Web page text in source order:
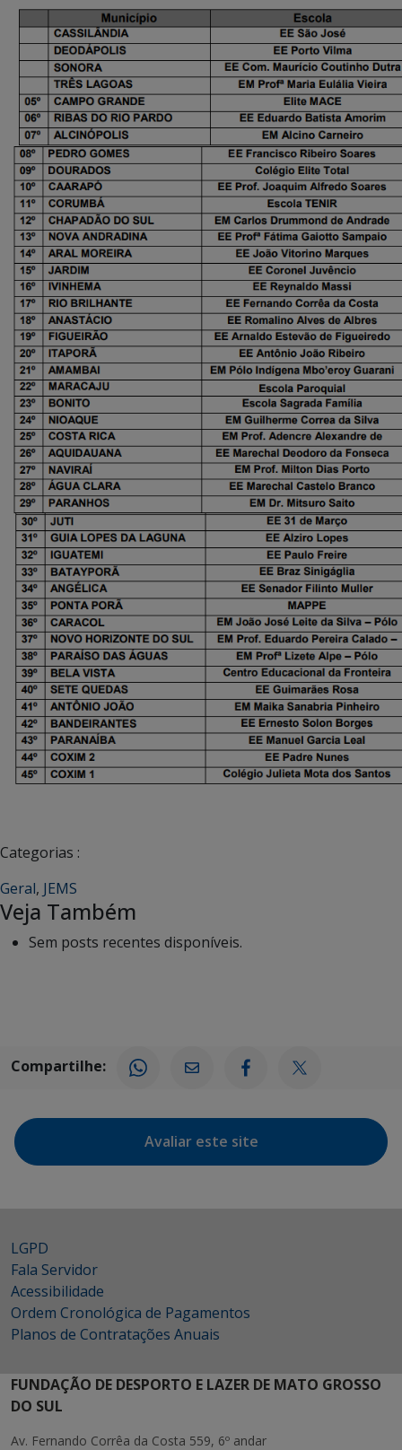
Categorias :
Geral, JEMS
Veja Também
Sem posts recentes disponíveis.
Compartilhe:
Avaliar este site
LGPD
Fala Servidor
Acessibilidade
Ordem Cronológica de Pagamentos
Planos de Contratações Anuais
FUNDAÇÃO DE DESPORTO E LAZER DE MATO GROSSO
DO SUL
Av. Fernando Corrêa da Costa 559, 6º andar